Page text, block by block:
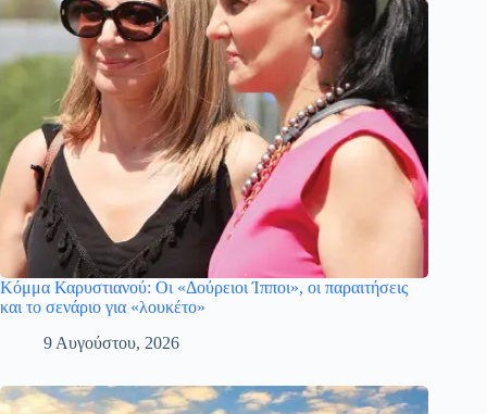
Κόμμα Καρυστιανού: Οι «Δούρειοι Ίπποι», οι παραιτήσεις
και το σενάριο για «λουκέτο»
9 Αυγούστου, 2026